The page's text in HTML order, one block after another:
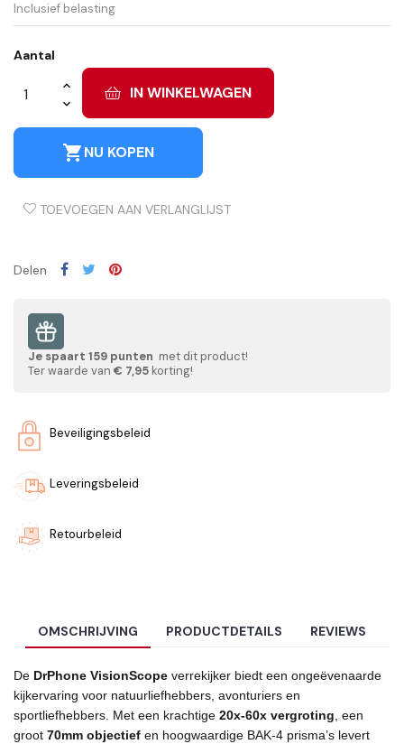
Inclusief belasting
Aantal
IN WINKELWAGEN
shopping_cartNU KOPEN
TOEVOEGEN AAN VERLANGLIJST
Delen
Je spaart 159 punten met dit product!
Ter waarde van € 7,95 korting!
Beveiligingsbeleid
Leveringsbeleid
Retourbeleid
OMSCHRIJVING PRODUCTDETAILS REVIEWS
De DrPhone VisionScope verrekijker biedt een ongeëvenaarde
kijkervaring voor natuurliefhebbers, avonturiers en
sportliefhebbers. Met een krachtige 20x-60x vergroting, een
groot 70mm objectief en hoogwaardige BAK-4 prisma’s levert